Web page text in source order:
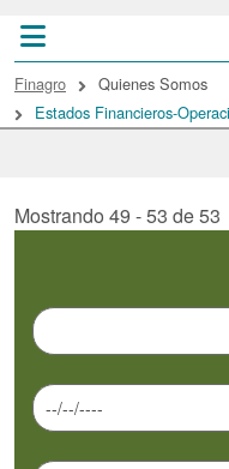
Finagro
Quienes Somos
Estados Financieros-
Mostrando 49 - 53 de 53